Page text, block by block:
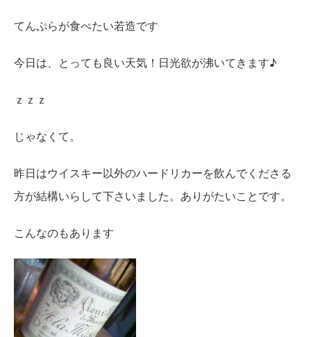
てんぷらが食べたい若造です
今日は、とっても良い天気！日光欲が沸いてきます♪
ｚｚｚ
じゃなくて。
昨日はウイスキー以外のハードリカーを飲んでくださる
方が結構いらして下さいました。ありがたいことです。
こんなのもあります